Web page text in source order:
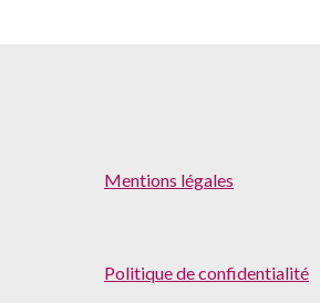
Mentions légales
Politique de confidentialité